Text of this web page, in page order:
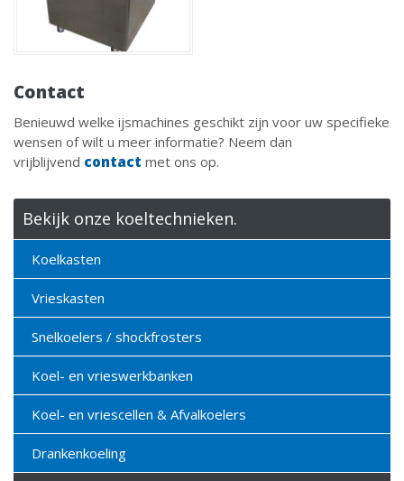
Contact
Benieuwd welke ijsmachines geschikt zijn voor uw specifieke
wensen of wilt u meer informatie? Neem dan
vrijblijvend contact met ons op.
Bekijk onze koeltechnieken.
Koelkasten
Vrieskasten
Snelkoelers / shockfrosters
Koel- en vrieswerkbanken
Koel- en vriescellen & Afvalkoelers
Drankenkoeling